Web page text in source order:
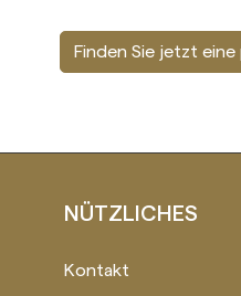
Finden Sie jetzt
NÜTZLICHES
Kontakt